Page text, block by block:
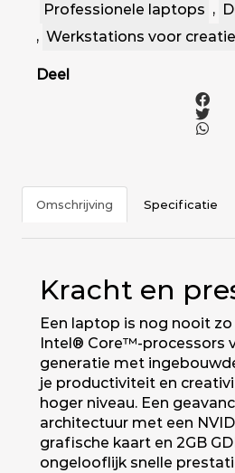
Professionele laptops ,
, Werkstations voor
Deel
Omschrijving Specificatie
Kracht en
Een laptop is nog nooit
Intel® Core™-processors
generatie met
je productiviteit en
hoger niveau. Een
architectuur met een
grafische kaart en 2GB
ongelooflijk snelle